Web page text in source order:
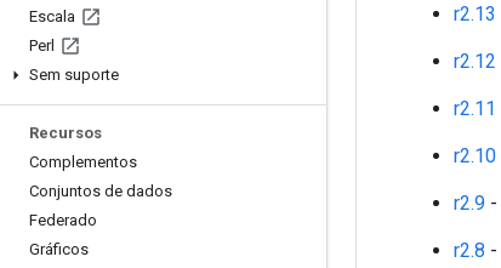
Escala
Perl
Sem suporte
Recursos
Complementos
Conjuntos de dados
Federado
Gráficos
r2.13
r2.12
r2.11
r2.10
r2.9 -
r2.8 -